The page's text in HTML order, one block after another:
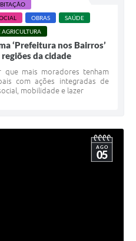
OBRAS
SAÚDE
AGRICULTURA
‘Prefeitura nos Bairros’
da cidade
que mais moradores tenham
com ações integradas de
mobilidade e lazer
AGO
05